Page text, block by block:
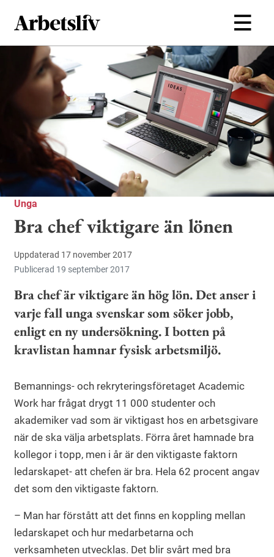
Hoppa till huvudinnehållet
Unga
Bra chef viktigare än lönen
Uppdaterad 17 november 2017
Publicerad 19 september 2017
Bra chef är viktigare än hög lön. Det anser i
varje fall unga svenskar som söker jobb,
enligt en ny undersökning. I botten på
kravlistan hamnar fysisk arbetsmiljö.
Bemannings- och rekryteringsföretaget Academic
Work har frågat drygt 11 000 studenter och
akademiker vad som är viktigast hos en arbetsgivare
när de ska välja arbetsplats. Förra året hamnade bra
kollegor i topp, men i år är den viktigaste faktorn
ledarskapet- att chefen är bra. Hela 62 procent angav
det som den viktigaste faktorn.
– Man har förstått att det finns en koppling mellan
ledarskapet och hur medarbetarna och
verksamheten utvecklas. Det blir svårt med bra